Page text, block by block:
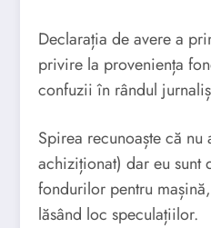
Declarația de avere a
privire la proveniența
confuzii în rândul
Spirea recunoaște că
achiziționat) dar eu sunt
fondurilor pentru
lăsând loc speculațiilor.